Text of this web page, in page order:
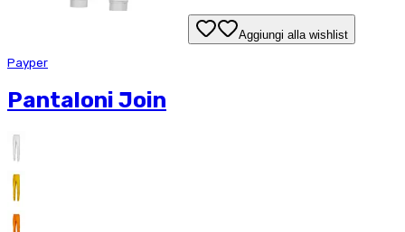
Aggiungi alla wishlist
Payper
Pantaloni Join